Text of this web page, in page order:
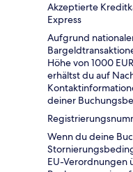
Akzeptierte
Express
Aufgrund
Höhe von 1000
erhältst du auf
deiner
Wenn du deine
EU-Verordnungen